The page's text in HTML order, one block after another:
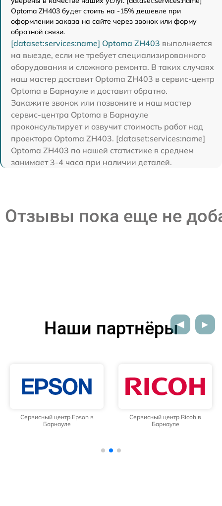
Optoma ZH403 будет стоить на -15% дешевле при
оформлении заказа на сайте через звонок или форму
обратной связи.
[dataset:services:name] Optoma ZH403 выполняется
на выезде, если не требует специализированного
оборудования и сложного ремонта. В таких случаях
наш мастер доставит Optoma ZH403 в сервис-центр
Optoma в Барнауле и доставит обратно.
Закажите звонок или позвоните и наш мастер
сервис-центра Optoma в Барнауле
проконсультирует и озвучит стоимость работ над
проектора Optoma ZH403. [dataset:services:name]
Optoma ZH403 по нашей статистике в среднем
занимает 3-4 часа при наличии деталей.
Отзывы пока еще не
Наши партнёры
Сервисный центр Epson в
Барнауле
Сервисный центр Ricoh в
Барнауле